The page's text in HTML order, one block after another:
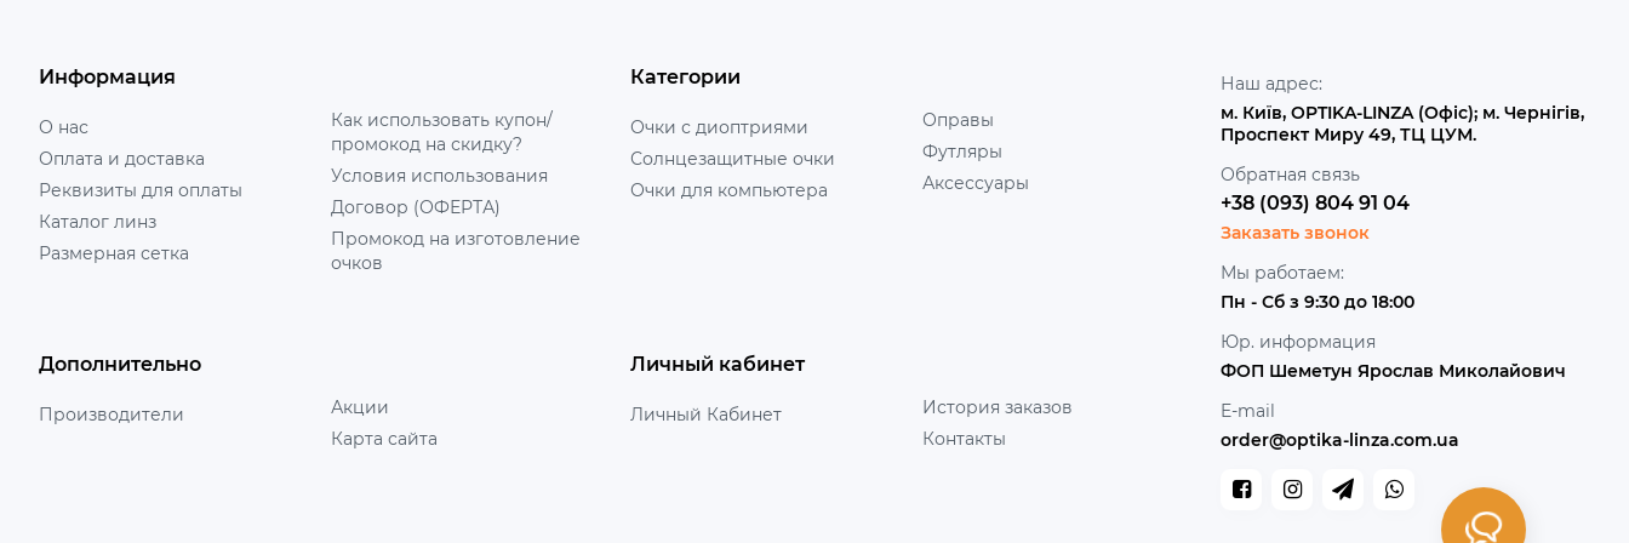
Информация
О нас
Оплата и доставка
Реквизиты для оплаты
Каталог линз
Размерная сетка
Как использовать купон/
промокод на скидку?
Условия использования
Договор (ОФЕРТА)
Промокод на изготовление
очков
Категории
Очки с диоптриями
Солнцезащитные очки
Очки для компьютера
Оправы
Футляры
Аксессуары
Дополнительно
Производители
Акции
Карта сайта
Личный кабинет
Личный Кабинет
История заказов
Контакты
Наш адрес:
м. Київ, OPTIKA-LINZA (Офіс); м. Чернігів,
Проспект Миру 49, ТЦ ЦУМ.
Обратная связь
+38 (093) 804 91 04
Заказать звонок
Мы работаем:
Пн - Сб з 9:30 до 18:00
Юр. информация
ФОП Шеметун Ярослав Миколайович
E-mail
order@optika-linza.com.ua